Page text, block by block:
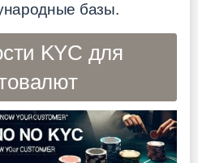
базы.
KYC для